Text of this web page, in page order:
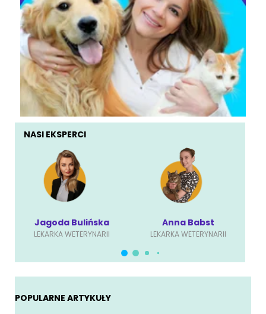
NASI EKSPERCI
Jagoda Bulińska
LEKARKA WETERYNARII
Anna Babst
LEKARKA WETERYNARII
POPULARNE ARTYKUŁY